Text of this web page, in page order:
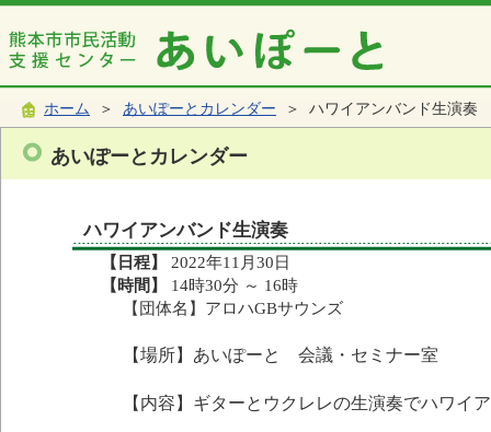
ホーム ＞ あいぽーとカレンダー ＞ ハワイアンバンド生演奏
あいぽーとカレンダー
ハワイアンバンド生演奏
【日程】
2022年11月30日
【時間】
14時30分 ～ 16時
【団体名】アロハGBサウンズ
【場所】あいぽーと 会議・セミナー室
【内容】ギターとウクレレの生演奏でハワイ